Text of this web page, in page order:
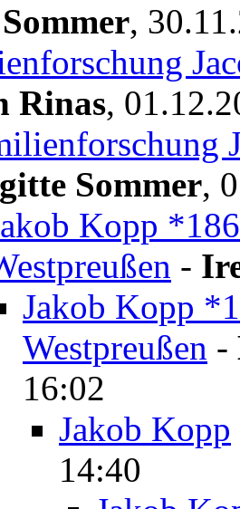
,
Rinas,
Sommer,
Kopp
-
Jakob Kopp
Westpreußen -
16:02
Jakob Kopp
14:40